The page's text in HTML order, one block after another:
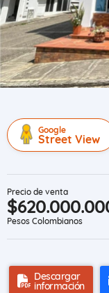
Google
Street View
Precio de venta
Pesos Colombianos
Descargar
información